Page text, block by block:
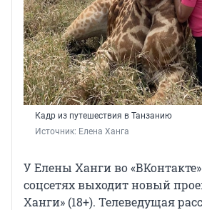
Кадр из путешествия в Танзанию
Источник: Елена Ханга
У Елены Ханги во
соцсетях выходит новый
Ханги» (18+). Телеведущая